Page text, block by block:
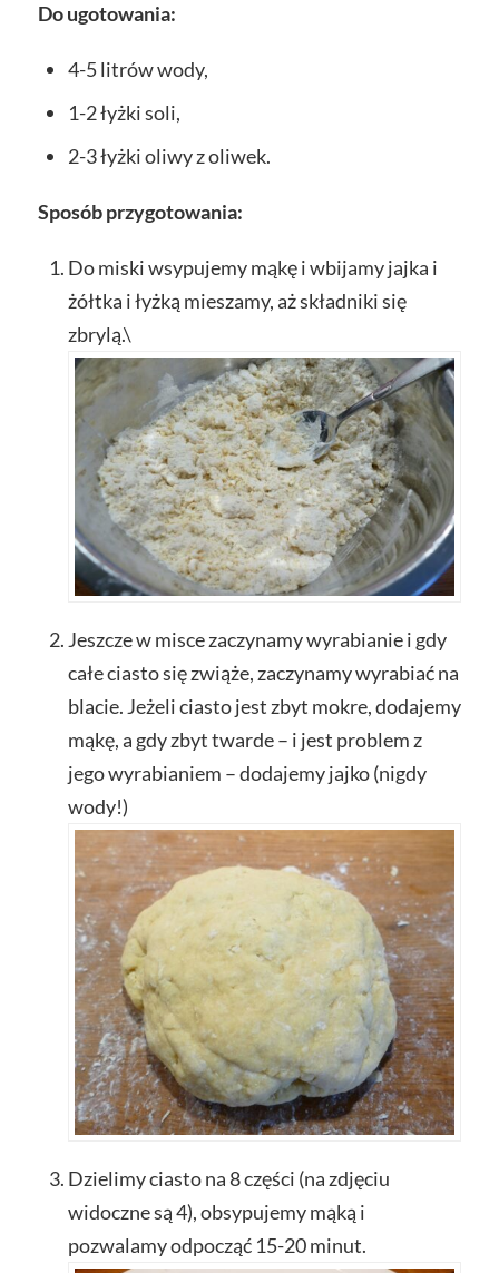
Do ugotowania:
4-5 litrów wody,
1-2 łyżki soli,
2-3 łyżki oliwy z oliwek.
Sposób przygotowania:
Do miski wsypujemy mąkę i wbijamy jajka i
żółtka i łyżką mieszamy, aż składniki się
zbrylą.\
Jeszcze w misce zaczynamy wyrabianie i gdy
całe ciasto się zwiąże, zaczynamy wyrabiać na
blacie. Jeżeli ciasto jest zbyt mokre, dodajemy
mąkę, a gdy zbyt twarde – i jest problem z
jego wyrabianiem – dodajemy jajko (nigdy
wody!)
Dzielimy ciasto na 8 części (na zdjęciu
widoczne są 4), obsypujemy mąką i
pozwalamy odpocząć 15-20 minut.